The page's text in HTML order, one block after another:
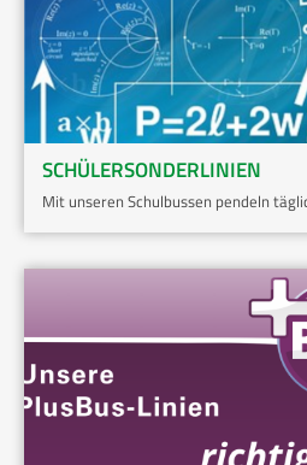
SCHÜLERSONDERLINIEN
Mit unseren Schulbussen pendeln